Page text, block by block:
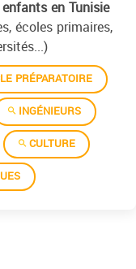
en Tunisie
écoles primaires,
PRÉPARATOIRE
INGÉNIEURS
CULTURE